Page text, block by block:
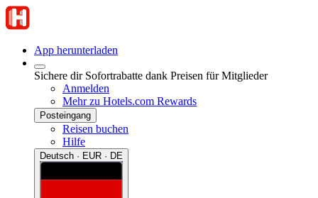
App herunterladen
Sichere dir Sofortrabatte dank Preisen für Mitglieder
Anmelden
Mehr zu Hotels.com Rewards
Posteingang
Reisen buchen
Hilfe
Deutsch · EUR · DE